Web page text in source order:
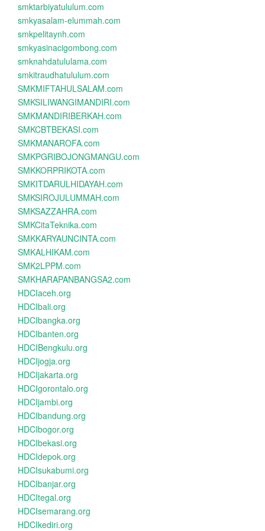
smktarbiyatululum.com
smkyasalam-elummah.com
smkpelitaynh.com
smkyasinacigombong.com
smknahdatululama.com
smkitraudhatululum.com
SMKMIFTAHULSALAM.com
SMKSILIWANGIMANDIRI.com
SMKMANDIRIBERKAH.com
SMKCBTBEKASI.com
SMKMANAROFA.com
SMKPGRIBOJONGMANGU.com
SMKKORPRIKOTA.com
SMKITDARULHIDAYAH.com
SMKSIROJULUMMAH.com
SMKSAZZAHRA.com
SMKCitaTeknika.com
SMKKARYAUNCINTA.com
SMKALHIKAM.com
SMK2LPPM.com
SMKHARAPANBANGSA2.com
HDCIaceh.org
HDCIbali.org
HDCIbangka.org
HDCIbanten.org
HDCIBengkulu.org
HDCIjogja.org
HDCIjakarta.org
HDCIgorontalo.org
HDCIjambi.org
HDCIbandung.org
HDCIbogor.org
HDCIbekasi.org
HDCIdepok.org
HDCIsukabumi.org
HDCIbanjar.org
HDCItegal.org
HDCIsemarang.org
HDCIkediri.org